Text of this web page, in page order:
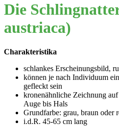
Die
austriaca)
Charakteristika
schlankes Erscheinungsbild,
können je nach Individuum
gefleckt sein
kronenähnliche Zeichnung
Auge bis Hals
Grundfarbe: grau, braun oder
i.d.R. 45-65 cm lang